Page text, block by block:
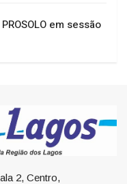
em sessão
2, Centro,